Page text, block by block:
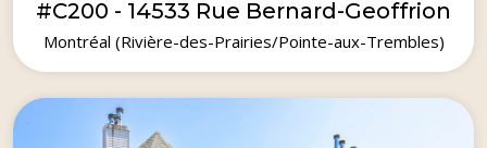
#C200 - 14533 Rue Bernard-Geoffrion
Montréal (Rivière-des-Prairies/Pointe-aux-Trembles)
2017 2 1